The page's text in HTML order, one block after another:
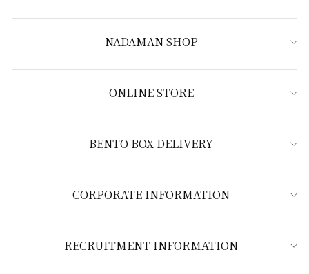
NADAMAN SHOP
ONLINE STORE
BENTO BOX DELIVERY
CORPORATE INFORMATION
RECRUITMENT INFORMATION